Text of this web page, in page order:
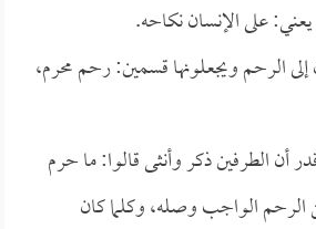
على الإنسان نكاحه.
الرحم ويجعلونها قسمين: رحم محرم،
أن الطرفين ذكر وأنثى قالوا: ما حرم
الرحم الواجب وصله، وكلما كان